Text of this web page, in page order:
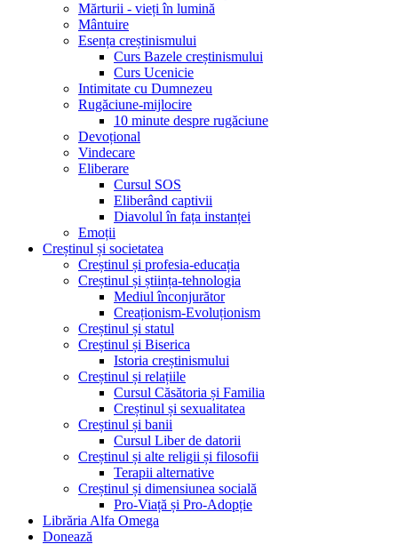
Mărturii - vieți în lumină
Mântuire
Esența creștinismului
Curs Bazele creștinismului
Curs Ucenicie
Intimitate cu Dumnezeu
Rugăciune-mijlocire
10 minute despre rugăciune
Devoțional
Vindecare
Eliberare
Cursul SOS
Eliberând captivii
Diavolul în fața instanței
Emoții
Creștinul și societatea
Creștinul și profesia-educația
Creștinul și știința-tehnologia
Mediul înconjurător
Creaționism-Evoluționism
Creștinul și statul
Creștinul și Biserica
Istoria creștinismului
Creștinul și relațiile
Cursul Căsătoria și Familia
Creștinul și sexualitatea
Creștinul și banii
Cursul Liber de datorii
Creștinul și alte religii și filosofii
Terapii alternative
Creștinul și dimensiunea socială
Pro-Viață și Pro-Adopție
Librăria Alfa Omega
Donează